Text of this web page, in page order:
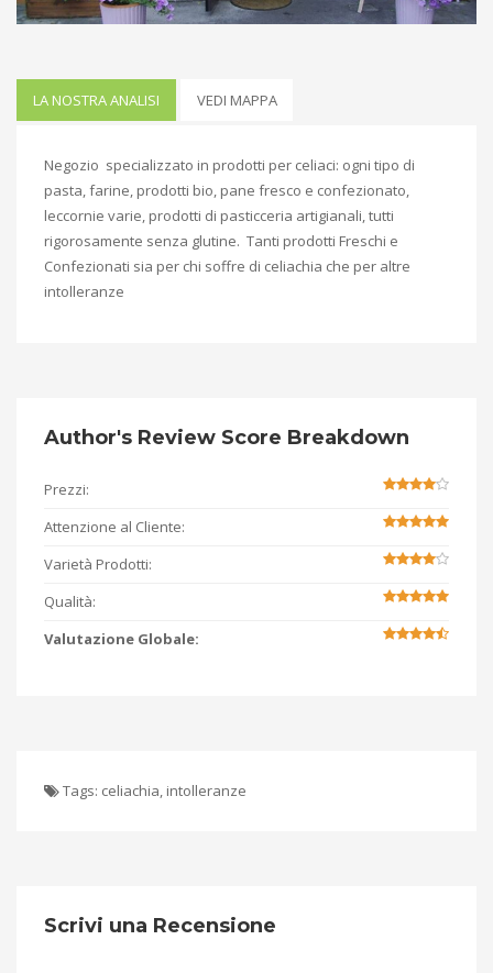
LA NOSTRA ANALISI VEDI MAPPA
Negozio specializzato in prodotti per celiaci: ogni tipo di
pasta, farine, prodotti bio, pane fresco e confezionato,
leccornie varie, prodotti di pasticceria artigianali, tutti
rigorosamente senza glutine. Tanti prodotti Freschi e
Confezionati sia per chi soffre di celiachia che per altre
intolleranze
Author's Review Score Breakdown
Prezzi:
Attenzione al Cliente:
Varietà Prodotti:
Qualità:
Valutazione Globale:
Tags: celiachia, intolleranze
Scrivi una Recensione